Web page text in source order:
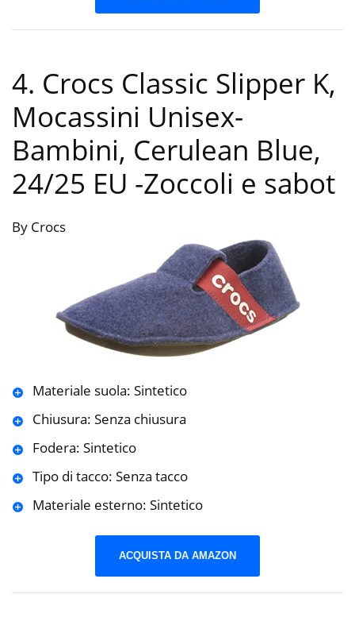
4. Crocs Classic Slipper K,
Mocassini Unisex-
Bambini, Cerulean Blue,
24/25 EU -Zoccoli e sabot
By Crocs
Materiale suola: Sintetico
Chiusura: Senza chiusura
Fodera: Sintetico
Tipo di tacco: Senza tacco
Materiale esterno: Sintetico
ACQUISTA DA AMAZON